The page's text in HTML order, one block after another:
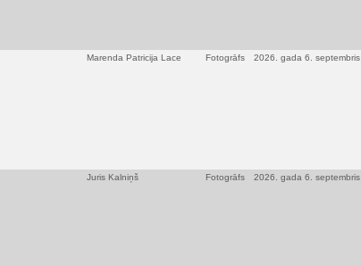
Marenda Patricija Lace Fotogrāfs 2026. gada 6. septembris
Juris Kalniņš Fotogrāfs 2026. gada 6. septembris